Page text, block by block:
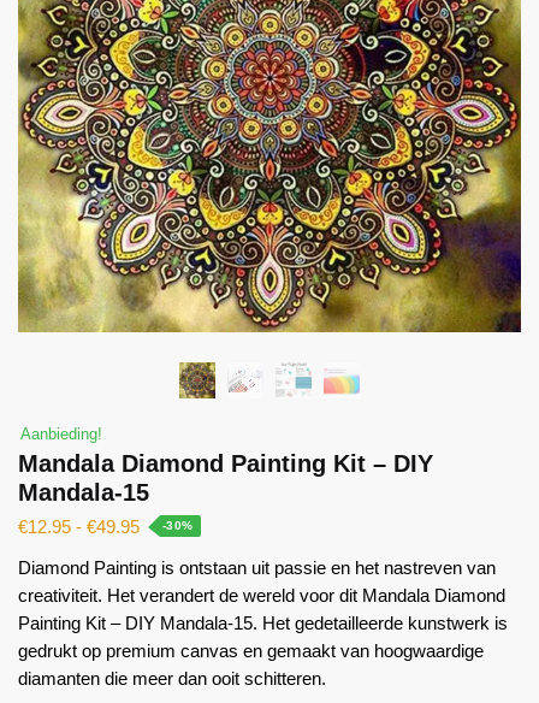
Aanbieding!
Mandala Diamond Painting Kit – DIY
Mandala-15
€12.95 - €49.95 -30%
Diamond Painting is ontstaan ​​uit passie en het nastreven van
creativiteit. Het verandert de wereld voor dit Mandala Diamond
Painting Kit – DIY Mandala-15. Het gedetailleerde kunstwerk is
gedrukt op premium canvas en gemaakt van hoogwaardige
diamanten die meer dan ooit schitteren.